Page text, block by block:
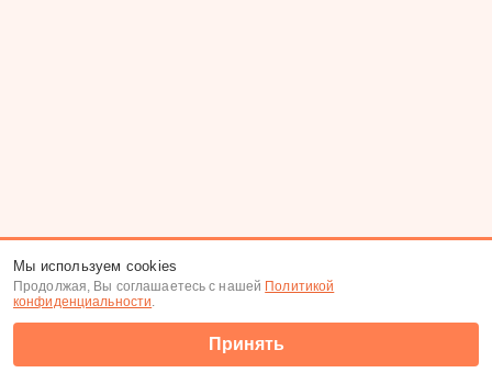
Мы используем cookies
Продолжая, Вы соглашаетесь с нашей Политикой
конфиденциальности.
Принять